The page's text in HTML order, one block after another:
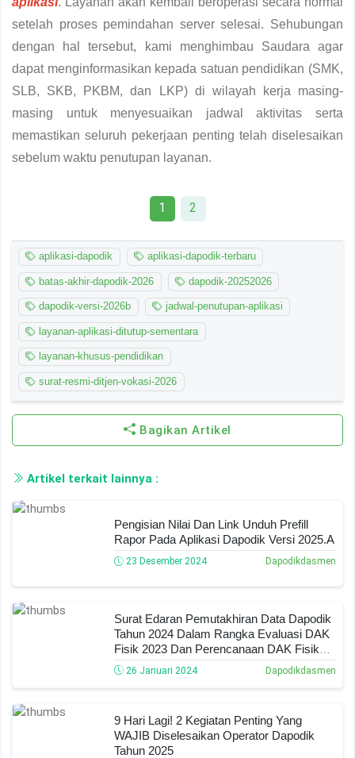
setelah proses pemindahan server selesai. Sehubungan
dengan hal tersebut, kami menghimbau Saudara agar
dapat menginformasikan kepada satuan pendidikan (SMK,
SLB, SKB, PKBM, dan LKP) di wilayah kerja masing-
masing untuk menyesuaikan jadwal aktivitas serta
memastikan seluruh pekerjaan penting telah diselesaikan
sebelum waktu penutupan layanan.
1 2
aplikasi-dapodik aplikasi-dapodik-terbaru
batas-akhir-dapodik-2026 dapodik-20252026
dapodik-versi-2026b jadwal-penutupan-aplikasi
layanan-aplikasi-ditutup-sementara
layanan-khusus-pendidikan
surat-resmi-ditjen-vokasi-2026
Bagikan Artikel
Artikel terkait lainnya :
Pengisian Nilai Dan Link Unduh Prefill
Rapor Pada Aplikasi Dapodik Versi 2025.a
23 Desember 2024 Dapodikdasmen
Surat Edaran Pemutakhiran Data Dapodik
Tahun 2024 Dalam Rangka Evaluasi DAK
Fisik 2023 Dan Perencanaan DAK Fisik
Tahun 2025
26 Januari 2024 Dapodikdasmen
9 Hari Lagi! 2 Kegiatan Penting Yang
WAJIB Diselesaikan Operator Dapodik
Tahun 2025